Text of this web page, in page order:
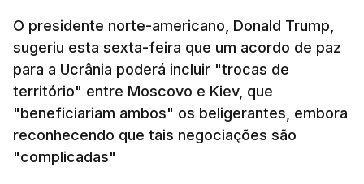
O presidente norte-americano, Donald Trump,
sugeriu esta sexta-feira que um acordo de paz
para a Ucrânia poderá incluir "trocas de
território" entre Moscovo e Kiev, que
"beneficiariam ambos" os beligerantes, embora
reconhecendo que tais negociações são
"complicadas"